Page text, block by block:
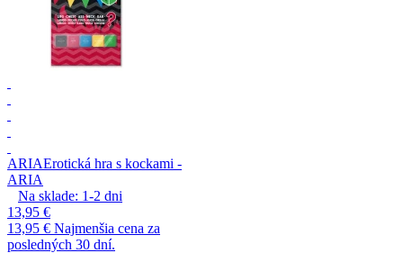
ARIAErotická hra s kockami -
ARIA
Na sklade: 1-2 dni
13,95 €
13,95 € Najmenšia cena za
posledných 30 dní.